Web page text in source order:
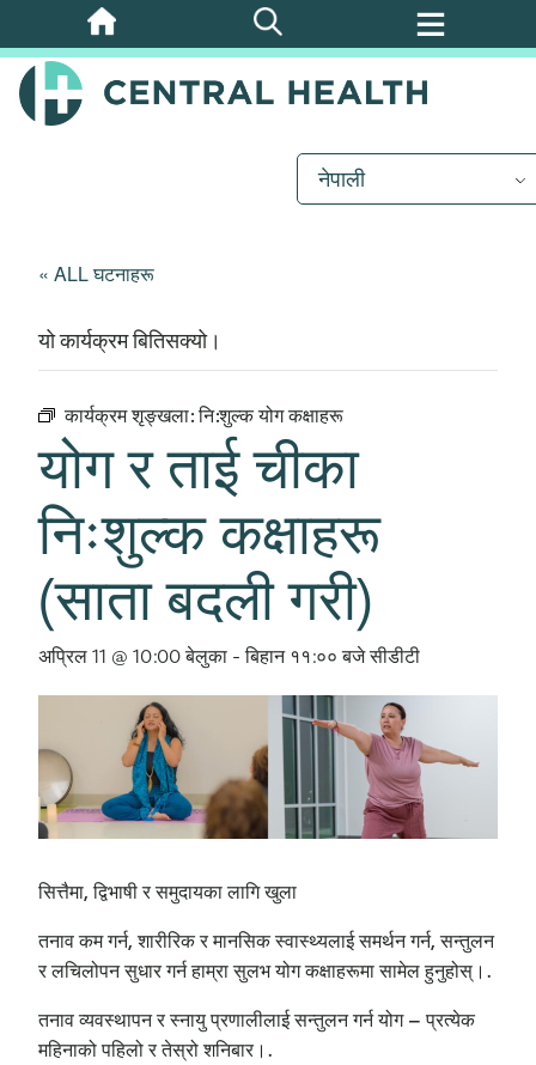
मुख्य
सामग्रीमा
जानुहोस्
नेपाली
« ALL घटनाहरू
यो कार्यक्रम बितिसक्यो।
कार्यक्रम शृङ्खला:नि:शुल्क योग कक्षाहरू
योग र ताई चीका
निःशुल्क कक्षाहरू
(साता बदली गरी)
अप्रिल 11 @ 10:00 बेलुका -बिहान ११:०० बजेसीडीटी
सित्तैमा, द्विभाषी र समुदायका लागि खुला
तनाव कम गर्न, शारीरिक र मानसिक स्वास्थ्यलाई समर्थन गर्न, सन्तुलन
र लचिलोपन सुधार गर्न हाम्रा सुलभ योग कक्षाहरूमा सामेल हुनुहोस्।.
तनाव व्यवस्थापन र स्नायु प्रणालीलाई सन्तुलन गर्न योग – प्रत्येक
महिनाको पहिलो र तेस्रो शनिबार।.